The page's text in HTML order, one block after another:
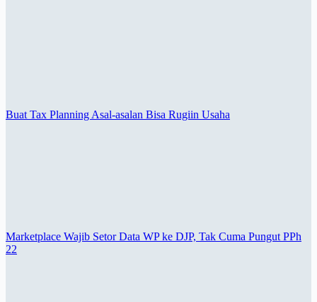
Buat Tax Planning Asal-asalan Bisa Rugiin Usaha
Marketplace Wajib Setor Data WP ke DJP, Tak Cuma Pungut PPh
22